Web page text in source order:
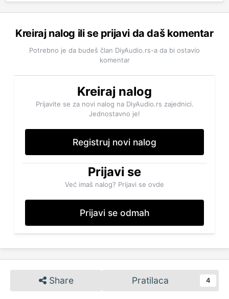
Kreiraj nalog ili se prijavi da daš komentar
Potrebno je da budeš član DiyAudio.rs-a da bi ostavio
komentar
Kreiraj nalog
Prijavite se za novi nalog na DiyAudio.rs zajednici.
Jednostavno je!
Registruj novi nalog
Prijavi se
Već imaš nalog? Prijavi se ovde
Prijavi se odmah
Share Pratilaca 4